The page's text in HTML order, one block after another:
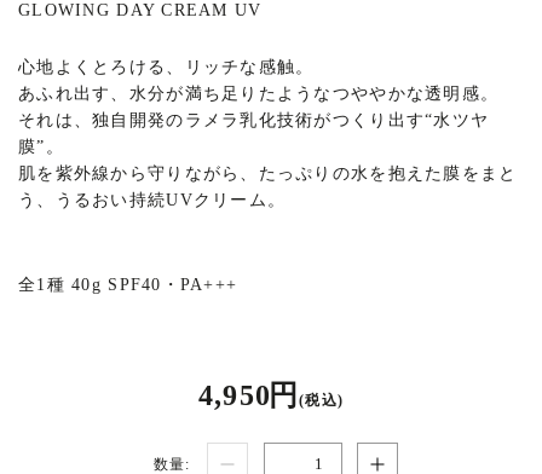
GLOWING DAY CREAM UV
心地よくとろける、リッチな感触。
あふれ出す、水分が満ち足りたようなつややかな透明感。
それは、独自開発のラメラ乳化技術がつくり出す“水ツヤ
膜”。
肌を紫外線から守りながら、たっぷりの水を抱えた膜をまと
う、うるおい持続UVクリーム。
全1種 40g SPF40・PA+++
4,950 円(税込)
数量: